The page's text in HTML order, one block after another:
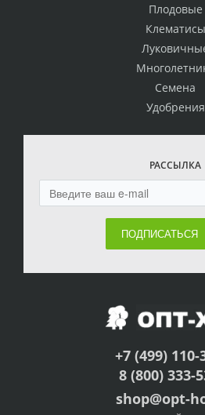
Плодовые
Клематисы
Семена
Удобрения
РАССЫЛКА
ПОДПИСАТЬСЯ
+7 (499) 110-
8 (800) 333-
shop@opt-